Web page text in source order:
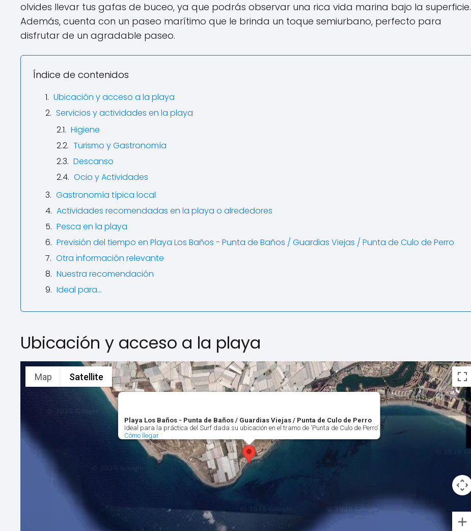
olvides llevar tus gafas de buceo, ya que podrás observar una rica vida marina bajo la superficie.
Además, cuenta con un paseo marítimo que le brinda un toque semiurbano, perfecto para
disfrutar de un agradable paseo.
Índice de contenidos
Ubicación y acceso a la playa
Servicios y actividades en la playa
Higiene
Turismo y Gastronomía
Descanso
Ocio y Actividades
Gastronomía típica local
Actividades recomendadas en la playa o alrededores
Pesca en la playa
Previsión del tiempo en Playa Los Baños - Punta de Baños / Guardias Viejas / Punta de Culo de Perro
Otra información relevante
Nuestra recomendación
Ideal para…
Ubicación y acceso a la playa
Playa Los Baños - Punta de Baños / Guardias Viejas / Punta de Culo de Perro
Ideal para la práctica del Surf dada su ubicación en el tramo de 'Punta de Culo de Perro'.
Cómo llegar
Map Satellite